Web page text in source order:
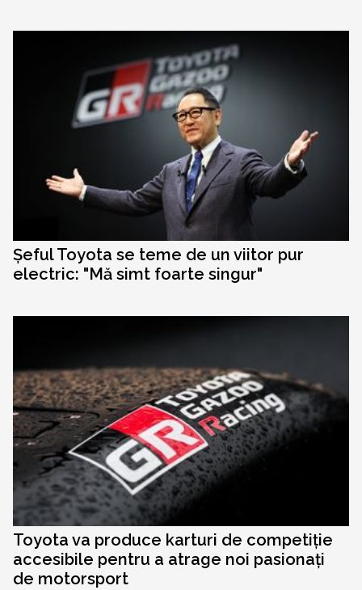
Șeful Toyota se teme de un viitor pur
electric: "Mă simt foarte singur"
Toyota va produce karturi de competiție
accesibile pentru a atrage noi pasionați
de motorsport